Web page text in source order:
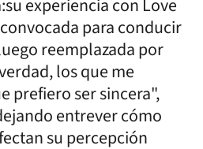
experiencia con Love
para conducir
reemplazada por
los que me
prefiero ser sincera",
entrever cómo
su percepción